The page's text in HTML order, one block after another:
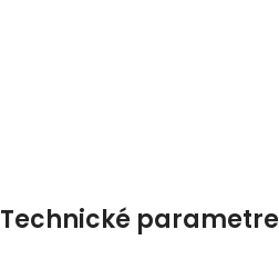
Technické parametre